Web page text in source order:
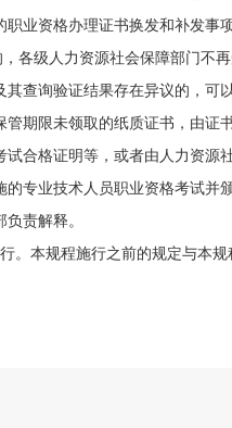
业资格办理证书换发和补发事
各级人力资源社会保障部门不
查询验证结果存在异议的，可
期限未领取的纸质证书，由证
合格证明等，或者由人力资源
专业技术人员职业资格考试并
责解释。
。本规程施行之前的规定与本规